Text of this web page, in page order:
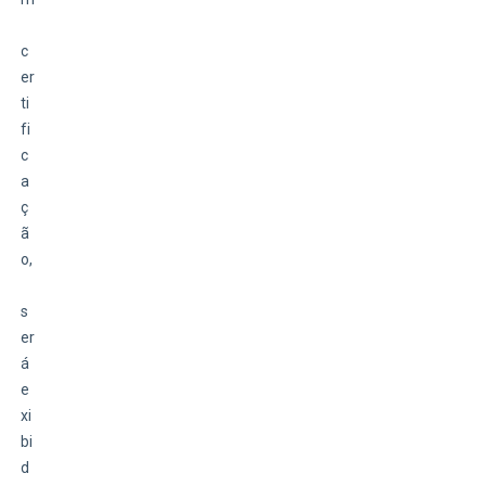
c
er
ti
fi
c
a
ç
ã
o,
s
er
á
e
xi
bi
d